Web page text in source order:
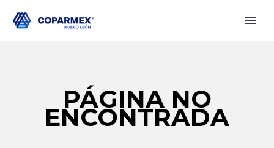
PÁGINA NO
ENCONTRADA